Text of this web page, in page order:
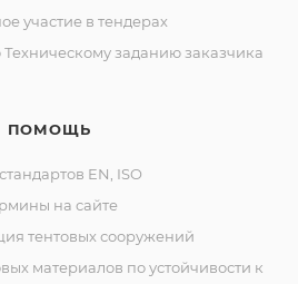
участие в тендерах
заданию заказчика
ПОМОЩЬ
EN, ISO
на сайте
тентовых сооружений
материалов по устойчивости к